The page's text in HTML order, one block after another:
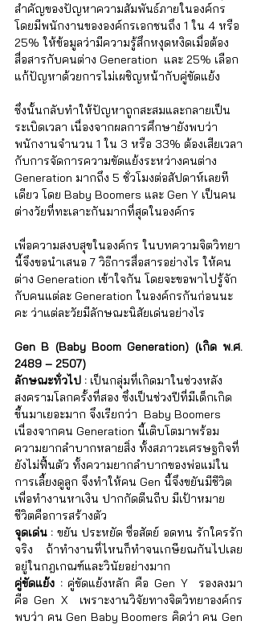
สำคัญของปัญหาความสัมพันธ์ภายในองค์กร
โดยมีพนักงานขององค์กรเอกชนถึง 1 ใน 4 หรือ
25% ให้ข้อมูลว่ามีความรู้สึกหงุดหงิดเมื่อต้อง
สื่อสารกับคนต่าง Generation  และ 25% เลือก
แก้ปัญหาด้วยการไม่เผชิญหน้ากับคู่ขัดแย้ง
ซึ่งนั้นกลับทำให้ปัญหาถูกสะสมและกลายเป็น
ระเบิดเวลา เนื่องจากผลการศึกษายังพบว่า
พนักงานจำนวน 1 ใน 3 หรือ 33% ต้องเสียเวลา
กับการจัดการความขัดแย้งระหว่างคนต่าง
Generation มากถึง 5 ชั่วโมงต่อสัปดาห์เลยที
เดียว โดย Baby Boomers และ Gen Y เป็นคน
ต่างวัยที่ทะเลาะกันมากที่สุดในองค์กร
เพื่อความสงบสุขในองค์กร ในบทความจิตวิทยา
นี้จึงขอนำเสนอ 7 วิธีการสื่อสารอย่างไร ให้คน
ต่าง Generation เข้าใจกัน โดยจะขอพาไปรู้จัก
กับคนแต่ละ Generation ในองค์กรกันก่อนนะ
คะ ว่าแต่ละวัยมีลักษณะนิสัยเด่นอย่างไร
Gen B (Baby Boom Generation) (เกิด พ.ศ.
2489 – 2507)
ลักษณะทั่วไป : เป็นกลุ่มที่เกิดมาในช่วงหลัง
สงครามโลกครั้งที่สอง ซึ่งเป็นช่วงปีที่มีเด็กเกิด
ขึ้นมาเยอะมาก จึงเรียกว่า  Baby Boomers
เนื่องจากคน Generation นี้เติบโตมาพร้อม
ความยากลำบากหลายสิ่ง ทั้งสภาวะเศรษฐกิจที่
ยังไม่ฟื้นตัว ทั้งความยากลำบากของพ่อแม่ใน
การเลี้ยงดูลูก จึงทำให้คน Gen นี้จึงขยันมีชีวิต
เพื่อทำงานหาเงิน ปากกัดตีนถีบ มีเป้าหมาย
ชีวิตคือการสร้างตัว
จุดเด่น : ขยัน ประหยัด ซื่อสัตย์ อดทน รักใครรัก
จริง ถ้าทำงานที่ไหนก็ทำจนเกษียณกันไปเลย
อยู่ในกฎเกณฑ์และวินัยอย่างมาก
คู่ขัดแย้ง : คู่ขัดแย้งหลัก คือ Gen Y  รองลงมา
คือ Gen X  เพราะงานวิจัยทางจิตวิทยาองค์กร
พบว่า คน Gen Baby Boomers คิดว่า คน Gen